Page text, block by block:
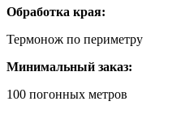
Обработка края:
Термонож по периметру
Минимальный заказ:
100 погонных метров